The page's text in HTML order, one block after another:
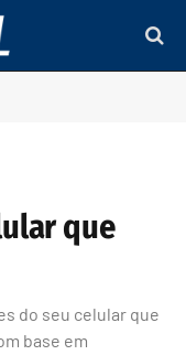
que
do seu celular que
base em